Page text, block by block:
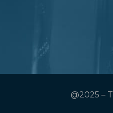
@2025 –